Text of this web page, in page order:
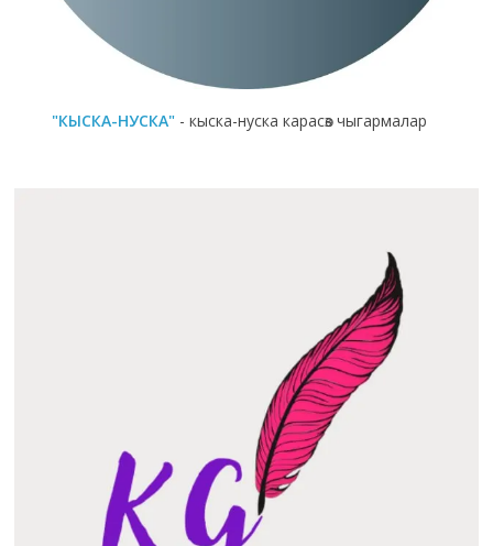
"КЫСКА-НУСКА" - кыска-нуска карасөз чыгармалар